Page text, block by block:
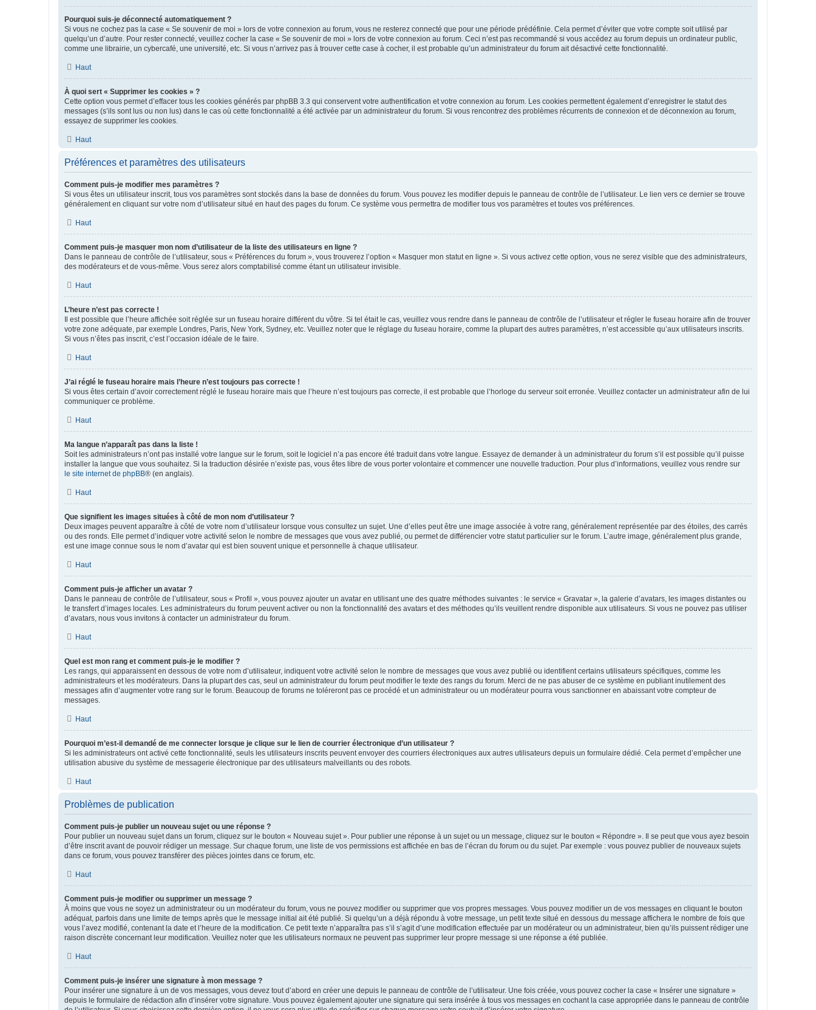
Pourquoi suis-je déconnecté automatiquement ?
Si vous ne cochez pas la case « Se souvenir de moi » lors de votre connexion au forum, vous ne resterez connecté que pour une période prédéfinie. Cela permet d’éviter que votre compte soit utilisé par
quelqu’un d’autre. Pour rester connecté, veuillez cocher la case « Se souvenir de moi » lors de votre connexion au forum. Ceci n’est pas recommandé si vous accédez au forum depuis un ordinateur public,
comme une librairie, un cybercafé, une université, etc. Si vous n’arrivez pas à trouver cette case à cocher, il est probable qu’un administrateur du forum ait désactivé cette fonctionnalité.
Haut
À quoi sert « Supprimer les cookies » ?
Cette option vous permet d’effacer tous les cookies générés par phpBB 3.3 qui conservent votre authentification et votre connexion au forum. Les cookies permettent également d’enregistrer le statut des
messages (s’ils sont lus ou non lus) dans le cas où cette fonctionnalité a été activée par un administrateur du forum. Si vous rencontrez des problèmes récurrents de connexion et de déconnexion au forum,
essayez de supprimer les cookies.
Haut
Préférences et paramètres des utilisateurs
Comment puis-je modifier mes paramètres ?
Si vous êtes un utilisateur inscrit, tous vos paramètres sont stockés dans la base de données du forum. Vous pouvez les modifier depuis le panneau de contrôle de l’utilisateur. Le lien vers ce dernier se trouve
généralement en cliquant sur votre nom d’utilisateur situé en haut des pages du forum. Ce système vous permettra de modifier tous vos paramètres et toutes vos préférences.
Haut
Comment puis-je masquer mon nom d’utilisateur de la liste des utilisateurs en ligne ?
Dans le panneau de contrôle de l’utilisateur, sous « Préférences du forum », vous trouverez l’option « Masquer mon statut en ligne ». Si vous activez cette option, vous ne serez visible que des administrateurs,
des modérateurs et de vous-même. Vous serez alors comptabilisé comme étant un utilisateur invisible.
Haut
L’heure n’est pas correcte !
Il est possible que l’heure affichée soit réglée sur un fuseau horaire différent du vôtre. Si tel était le cas, veuillez vous rendre dans le panneau de contrôle de l’utilisateur et régler le fuseau horaire afin de trouver
votre zone adéquate, par exemple Londres, Paris, New York, Sydney, etc. Veuillez noter que le réglage du fuseau horaire, comme la plupart des autres paramètres, n’est accessible qu’aux utilisateurs inscrits.
Si vous n’êtes pas inscrit, c’est l’occasion idéale de le faire.
Haut
J’ai réglé le fuseau horaire mais l’heure n’est toujours pas correcte !
Si vous êtes certain d’avoir correctement réglé le fuseau horaire mais que l’heure n’est toujours pas correcte, il est probable que l’horloge du serveur soit erronée. Veuillez contacter un administrateur afin de lui
communiquer ce problème.
Haut
Ma langue n’apparaît pas dans la liste !
Soit les administrateurs n’ont pas installé votre langue sur le forum, soit le logiciel n’a pas encore été traduit dans votre langue. Essayez de demander à un administrateur du forum s’il est possible qu’il puisse
installer la langue que vous souhaitez. Si la traduction désirée n’existe pas, vous êtes libre de vous porter volontaire et commencer une nouvelle traduction. Pour plus d’informations, veuillez vous rendre sur
le site internet de phpBB® (en anglais).
Haut
Que signifient les images situées à côté de mon nom d’utilisateur ?
Deux images peuvent apparaître à côté de votre nom d’utilisateur lorsque vous consultez un sujet. Une d’elles peut être une image associée à votre rang, généralement représentée par des étoiles, des carrés
ou des ronds. Elle permet d’indiquer votre activité selon le nombre de messages que vous avez publié, ou permet de différencier votre statut particulier sur le forum. L’autre image, généralement plus grande,
est une image connue sous le nom d’avatar qui est bien souvent unique et personnelle à chaque utilisateur.
Haut
Comment puis-je afficher un avatar ?
Dans le panneau de contrôle de l’utilisateur, sous « Profil », vous pouvez ajouter un avatar en utilisant une des quatre méthodes suivantes : le service « Gravatar », la galerie d’avatars, les images distantes ou
le transfert d’images locales. Les administrateurs du forum peuvent activer ou non la fonctionnalité des avatars et des méthodes qu’ils veuillent rendre disponible aux utilisateurs. Si vous ne pouvez pas utiliser
d’avatars, nous vous invitons à contacter un administrateur du forum.
Haut
Quel est mon rang et comment puis-je le modifier ?
Les rangs, qui apparaissent en dessous de votre nom d’utilisateur, indiquent votre activité selon le nombre de messages que vous avez publié ou identifient certains utilisateurs spécifiques, comme les
administrateurs et les modérateurs. Dans la plupart des cas, seul un administrateur du forum peut modifier le texte des rangs du forum. Merci de ne pas abuser de ce système en publiant inutilement des
messages afin d’augmenter votre rang sur le forum. Beaucoup de forums ne toléreront pas ce procédé et un administrateur ou un modérateur pourra vous sanctionner en abaissant votre compteur de
messages.
Haut
Pourquoi m’est-il demandé de me connecter lorsque je clique sur le lien de courrier électronique d’un utilisateur ?
Si les administrateurs ont activé cette fonctionnalité, seuls les utilisateurs inscrits peuvent envoyer des courriers électroniques aux autres utilisateurs depuis un formulaire dédié. Cela permet d’empêcher une
utilisation abusive du système de messagerie électronique par des utilisateurs malveillants ou des robots.
Haut
Problèmes de publication
Comment puis-je publier un nouveau sujet ou une réponse ?
Pour publier un nouveau sujet dans un forum, cliquez sur le bouton « Nouveau sujet ». Pour publier une réponse à un sujet ou un message, cliquez sur le bouton « Répondre ». Il se peut que vous ayez besoin
d’être inscrit avant de pouvoir rédiger un message. Sur chaque forum, une liste de vos permissions est affichée en bas de l’écran du forum ou du sujet. Par exemple : vous pouvez publier de nouveaux sujets
dans ce forum, vous pouvez transférer des pièces jointes dans ce forum, etc.
Haut
Comment puis-je modifier ou supprimer un message ?
À moins que vous ne soyez un administrateur ou un modérateur du forum, vous ne pouvez modifier ou supprimer que vos propres messages. Vous pouvez modifier un de vos messages en cliquant le bouton
adéquat, parfois dans une limite de temps après que le message initial ait été publié. Si quelqu’un a déjà répondu à votre message, un petit texte situé en dessous du message affichera le nombre de fois que
vous l’avez modifié, contenant la date et l’heure de la modification. Ce petit texte n’apparaîtra pas s’il s’agit d’une modification effectuée par un modérateur ou un administrateur, bien qu’ils puissent rédiger une
raison discrète concernant leur modification. Veuillez noter que les utilisateurs normaux ne peuvent pas supprimer leur propre message si une réponse a été publiée.
Haut
Comment puis-je insérer une signature à mon message ?
Pour insérer une signature à un de vos messages, vous devez tout d’abord en créer une depuis le panneau de contrôle de l’utilisateur. Une fois créée, vous pouvez cocher la case « Insérer une signature »
depuis le formulaire de rédaction afin d’insérer votre signature. Vous pouvez également ajouter une signature qui sera insérée à tous vos messages en cochant la case appropriée dans le panneau de contrôle